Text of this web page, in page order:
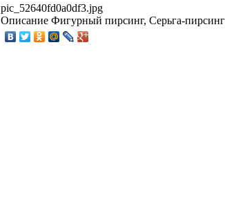
pic_52640fd0a0df3.jpg
Описание Фигурный пирсинг, Cерьга-пирсинг